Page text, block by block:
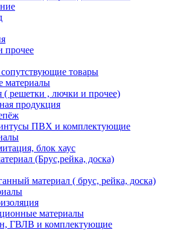
прочее
товары
материалы
( решетки , лючки и прочее)
продукция
ПВХ и комплектующие
блок хаус
(Брус,рейка, доска)
материал ( брус, рейка, доска)
материалы
ГВЛВ и комплектующие